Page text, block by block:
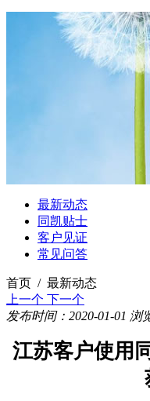
最新动态
同凯贴士
客户见证
常见问答
首页 / 最新动态
上一个 下一个
发布时间：2020-01-01 浏
江苏客户使用